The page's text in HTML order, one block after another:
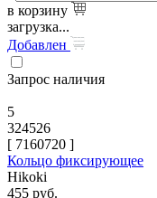
в корзину
загрузка...
Добавлен
Запрос наличия
5
324526
[ 7160720 ]
Кольцо фиксирующее
Hikoki
455 руб.